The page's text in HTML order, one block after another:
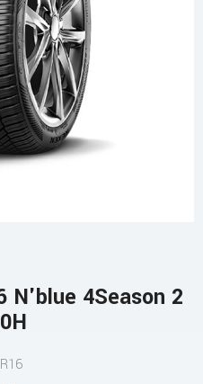
N'blue 4Season 2